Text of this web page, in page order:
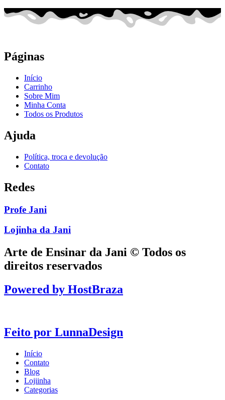
Páginas
Início
Carrinho
Sobre Mim
Minha Conta
Todos os Produtos
Ajuda
Política, troca e devolução
Contato
Redes
Profe Jani
Lojinha da Jani
Arte de Ensinar da Jani © Todos os
direitos reservados
Powered by HostBraza
Feito por LunnaDesign
Início
Contato
Blog
Lojiinha
Categorias